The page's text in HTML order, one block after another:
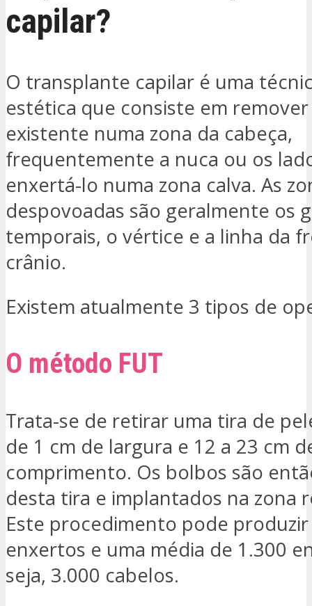
capilar?
O transplante capilar é uma
estética que consiste em
existente numa zona da cabeça,
frequentemente a nuca ou os
enxertá-lo numa zona calva. As
despovoadas são geralmente os
temporais, o vértice e a linha da
crânio.
Existem atualmente 3 tipos de
O método FUT
Trata-se de retirar uma tira de
de 1 cm de largura e 12 a 23 cm
comprimento. Os bolbos são
desta tira e implantados na zona
Este procedimento pode
enxertos e uma média de 1.300
seja, 3.000 cabelos.